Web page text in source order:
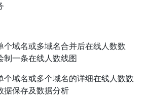
个域名或多域名合并后在线人数数
制一条在线人数线图
个域名或多个域名的详细在线人数数
据保存及数据分析